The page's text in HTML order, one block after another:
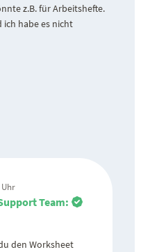
z.B. für Arbeitshefte.
ich habe es nicht
Uhr
Team:
den Worksheet